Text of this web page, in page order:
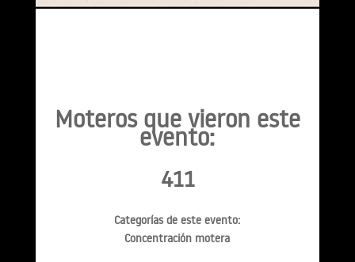
Moteros que vieron este
evento:
411
Categorías de este evento:
Concentración motera